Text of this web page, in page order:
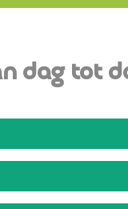
dag tot